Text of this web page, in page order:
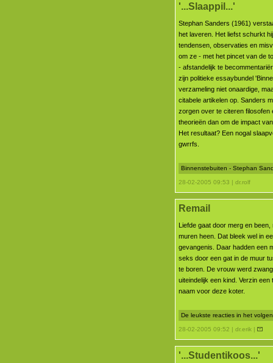
'...Slaappil...'
Stephan Sanders (1961)
het laveren. Het liefst schurkt
tendensen, observaties en
om ze - met het pincet van de
- afstandelijk te
zijn politieke essaybundel
verzameling niet onaardige,
citabele artikelen op. Sanders
zorgen over te citeren filosofen
theorieën dan om de impact
Het resultaat? Een nogal
gwrrfs.
Binnenstebuiten - Stephan
28-02-2005 09:53 | dr.rolf
Remail
Liefde gaat door merg en
muren heen. Dat bleek wel in
gevangenis. Daar hadden een
seks door een gat in de muur
te boren. De vrouw werd
uiteindelijk een kind. Verzin een
naam voor deze koter.
De leukste reacties in het
28-02-2005 09:52 | dr.erik |
'...Studentikoos...'